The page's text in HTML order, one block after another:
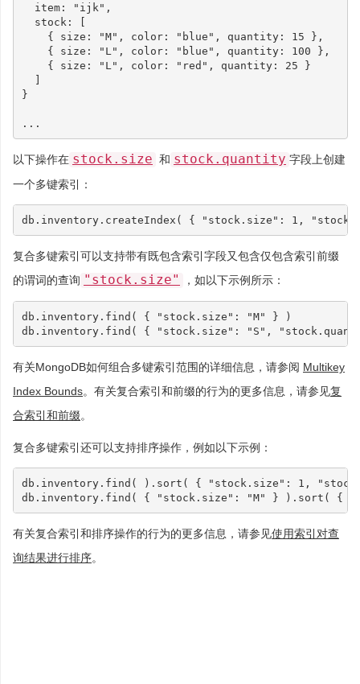
item: "ijk" ,
stock :
[
{
size : "M" , color: "blue" , quantity: 15
},
{
size : "L" , color: "blue" , quantity: 100
},
{
size : "L" , color: "red" , quantity: 25
}
]
}
...
以下操作在 stock.size 和 stock.quantity 字段上创建
一个多键索引：
db . inventory. createIndex ( { "stock.size" : 1 ,
复合多键索引可以支持带有既包含索引字段又包含仅包含索引前缀
的谓词的查询 "stock.size" ，如以下示例所示：
db . inventory. find ( { "stock.size" : "M" }
)
db . inventory. find ( { "stock.size" : "S" ,
有关MongoDB如何组合多键索引范围的详细信息，请参阅 Multikey
Index Bounds。有关复合索引和前缀的行为的更多信息，请参见复
合索引和前缀。
复合多键索引还可以支持排序操作，例如以下示例：
db . inventory. find ( ). sort ( { "stock.size" : 1 ,
db . inventory. find ( { "stock.size" : "M" } ). sort ( {
有关复合索引和排序操作的行为的更多信息，请参见使用索引对查
询结果进行排序。